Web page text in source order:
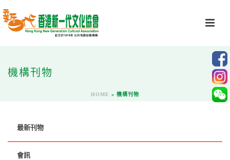
機構刊物
HOME » 機構刊物
最新刊物
會訊